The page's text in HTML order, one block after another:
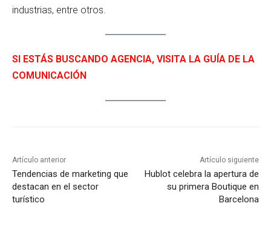
industrias, entre otros.
SI ESTÁS BUSCANDO AGENCIA, VISITA LA GUÍA DE LA
COMUNICACIÓN
Artículo anterior
Tendencias de marketing que
destacan en el sector
turístico
Artículo siguiente
Hublot celebra la apertura de
su primera Boutique en
Barcelona